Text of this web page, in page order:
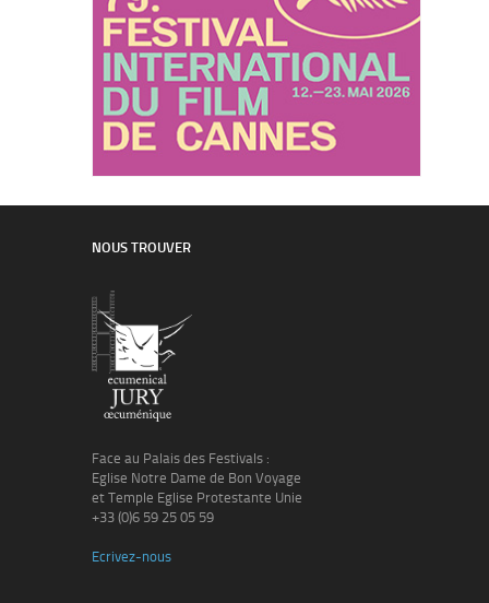
NOUS TROUVER
Face au Palais des Festivals :
Eglise Notre Dame de Bon Voyage
et Temple Eglise Protestante Unie
+33 (0)6 59 25 05 59
Ecrivez-nous